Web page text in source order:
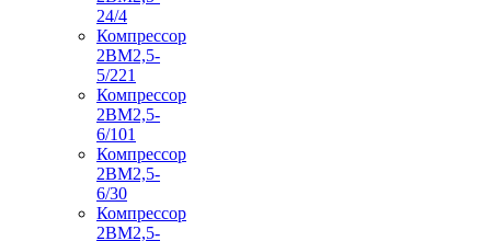
24/4
Компрессор
2ВМ2,5-
5/221
Компрессор
2ВМ2,5-
6/101
Компрессор
2ВМ2,5-
6/30
Компрессор
2ВМ2,5-